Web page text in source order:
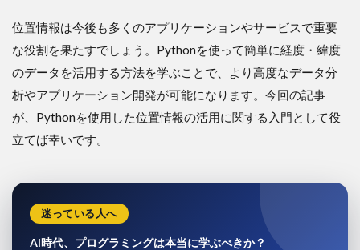
位置情報は今後も多くのアプリケーションやサービスで重要
な役割を果たすでしょう。Pythonを使って簡単に経度・緯度
のデータを活用する方法を学ぶことで、より高度なデータ分
析やアプリケーション開発が可能になります。今回の記事
が、Pythonを使用した位置情報の活用に関する入門として役
立てば幸いです。
迷っている人へ
AI時代、プログラミングは本当に学ぶべきか？